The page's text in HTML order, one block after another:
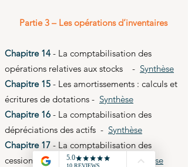
Partie 3 – Les opérations d’inventaires
Chapitre 14 - La comptabilisation des
opérations relatives aux stocks - Synthèse
Chapitre 15 - Les amortissements : calculs et
écritures de dotations - Synthèse
Chapitre 16 - La comptabilisation des
dépréciations des actifs - Synthèse
Chapitre 17 - La comptabilisation des
cessions des immobilisations -
Synthèse